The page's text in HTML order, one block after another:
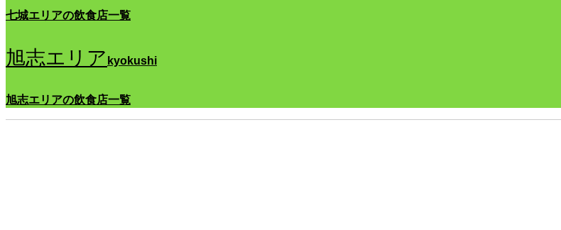
七城エリアの飲食店一覧
旭志エリア kyokushi
旭志エリアの飲食店一覧